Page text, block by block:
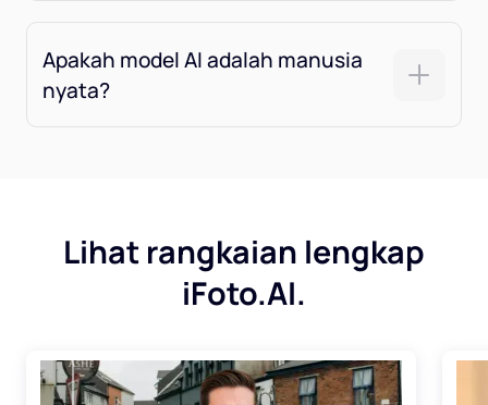
Apakah model AI adalah manusia
nyata?
Lihat rangkaian lengkap
iFoto.AI.